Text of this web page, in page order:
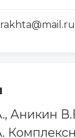
Аникин